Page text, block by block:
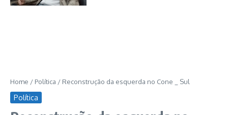
Home / Política / Reconstrução da esquerda no Cone _ Sul
Política